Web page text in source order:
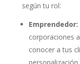
según tu rol:
Emprendedor:
corporaciones
conocer a tus